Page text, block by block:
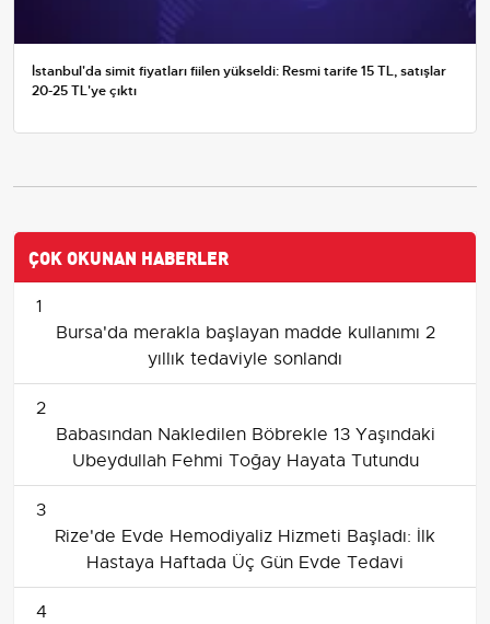
İstanbul'da simit fiyatları fiilen yükseldi: Resmi tarife 15 TL, satışlar
20-25 TL'ye çıktı
ÇOK OKUNAN HABERLER
1
Bursa'da merakla başlayan madde kullanımı 2
yıllık tedaviyle sonlandı
2
Babasından Nakledilen Böbrekle 13 Yaşındaki
Ubeydullah Fehmi Toğay Hayata Tutundu
3
Rize'de Evde Hemodiyaliz Hizmeti Başladı: İlk
Hastaya Haftada Üç Gün Evde Tedavi
4